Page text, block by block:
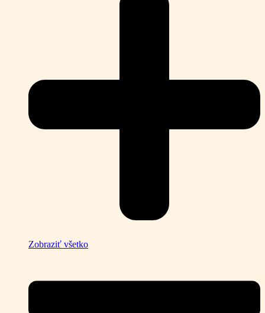
Zobraziť všetko